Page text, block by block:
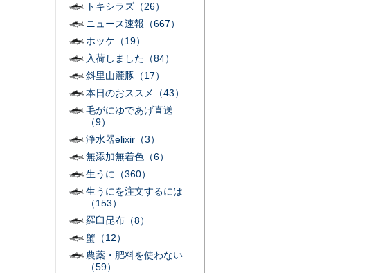
トキシラズ（26）
ニュース速報（667）
ホッケ（19）
入荷しました（84）
斜里山麓豚（17）
本日のおススメ（43）
毛がにゆであげ直送
（9）
浄水器elixir（3）
無添加無着色（6）
生うに（360）
生うにを注文するには
（153）
羅臼昆布（8）
蟹（12）
農薬・肥料を使わない
（59）